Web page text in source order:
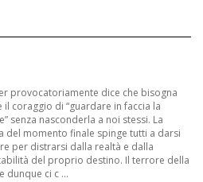
provocatoriamente dice che bisogna
il coraggio di “guardare in faccia la
senza nasconderla a noi stessi. La
del momento finale spinge tutti a darsi
per distrarsi dalla realtà e dalla
del proprio destino. Il terrore della
dunque ci c ...